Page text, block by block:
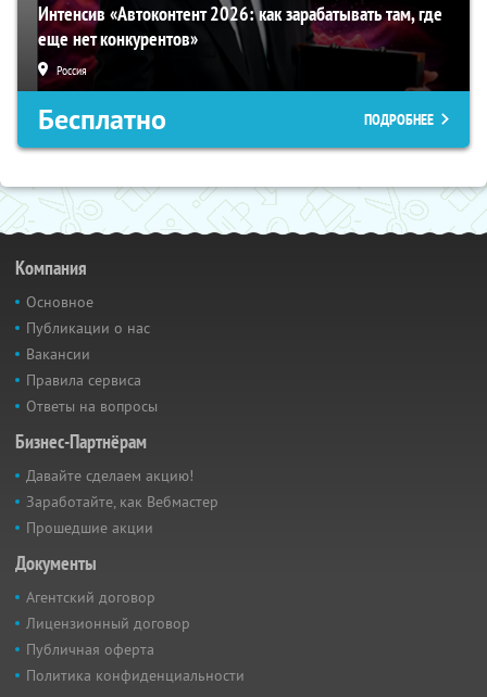
Интенсив «Автоконтент 2026: как зарабатывать там, где
еще нет конкурентов»
Россия
Бесплатно ПОДРОБНЕЕ
Компания
Основное
Публикации о нас
Вакансии
Правила сервиса
Ответы на вопросы
Бизнес-Партнёрам
Давайте сделаем акцию!
Заработайте, как Вебмастер
Прошедшие акции
Документы
Агентский договор
Лицензионный договор
Публичная оферта
Политика конфиденциальности